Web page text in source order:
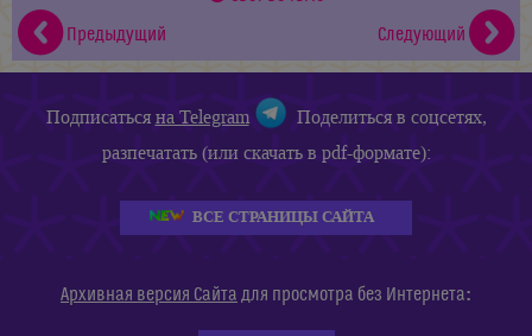
Предыдущий
Следующий
Подписатьсяна Telegram
Поделиться в соцсетях,
разпечатать (или скачать в pdf-формате):
ВСЕ СТРАНИЦЫ САЙТА
Архивная версия Сайта для просмотра без Интернета: